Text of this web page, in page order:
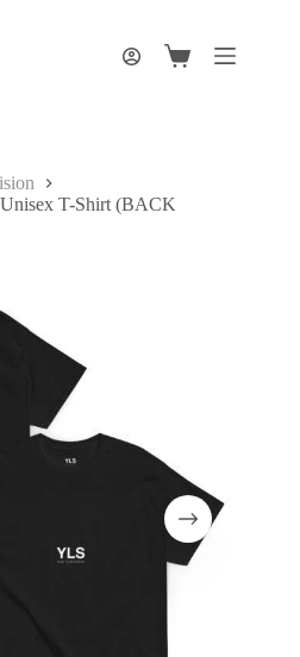
Shopping
Unisex T-Shirt (BACK